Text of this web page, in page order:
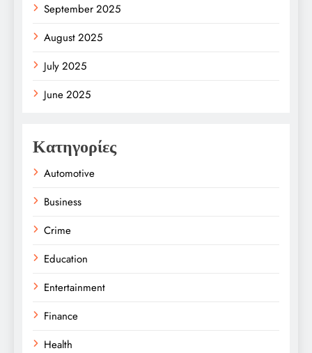
September 2025
August 2025
July 2025
June 2025
Κατηγορίες
Automotive
Business
Crime
Education
Entertainment
Finance
Health